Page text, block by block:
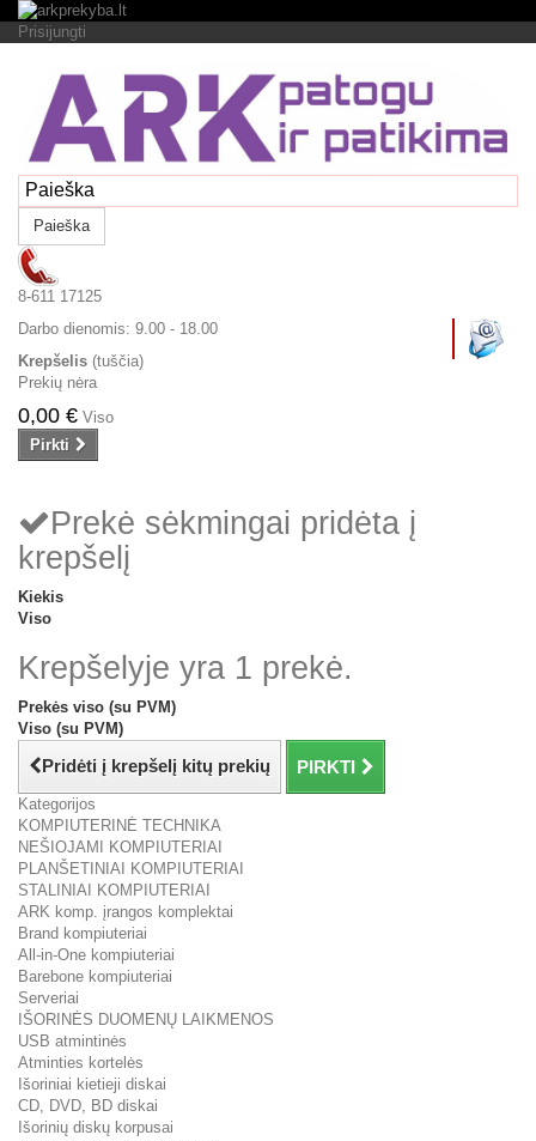
Prisijungti
Paieška
8-611 17125
Darbo dienomis: 9.00 - 18.00
Krepšelis (tuščia)
Prekių nėra
0,00 € Viso
Pirkti
Prekė sėkmingai pridėta į
krepšelį
Kiekis
Viso
Krepšelyje yra 1 prekė.
Prekės viso (su PVM)
Viso (su PVM)
Pridėti į krepšelį kitų prekių PIRKTI
Kategorijos
KOMPIUTERINĖ TECHNIKA
NEŠIOJAMI KOMPIUTERIAI
PLANŠETINIAI KOMPIUTERIAI
STALINIAI KOMPIUTERIAI
ARK komp. įrangos komplektai
Brand kompiuteriai
All-in-One kompiuteriai
Barebone kompiuteriai
Serveriai
IŠORINĖS DUOMENŲ LAIKMENOS
USB atmintinės
Atminties kortelės
Išoriniai kietieji diskai
CD, DVD, BD diskai
Išorinių diskų korpusai